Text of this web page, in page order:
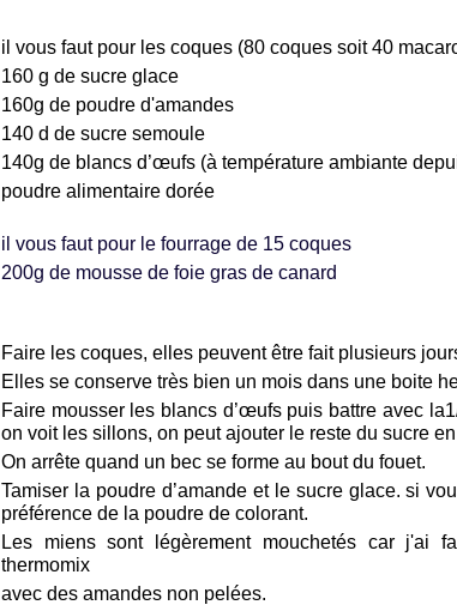
il vous faut pour les coques (80 coques soit 40
160 g de sucre glace
160g de poudre d'amandes
140 d de sucre semoule
140g de blancs d’œufs (à température ambiante
poudre alimentaire dorée
il vous faut pour le fourrage de 15 coques
200g de mousse de foie gras de canard
Faire les coques, elles peuvent être fait plusieurs
Elles se conserve très bien un mois dans une boite
Faire mousser les blancs d’œufs puis battre avec
on voit les sillons, on peut ajouter le reste du sucre
On arrête quand un bec se forme au bout du fouet.
Tamiser la poudre d’amande et le sucre glace. si
préférence de la poudre de colorant.
Les miens sont légèrement mouchetés car j'ai
thermomix
avec des amandes non pelées.